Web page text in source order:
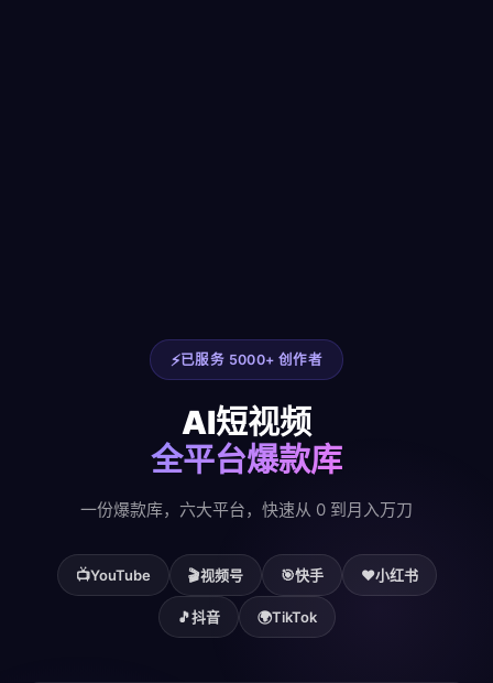
已服务 5000+ 创作者
AI短视频
全平台爆款库
一份爆款库，六大平台，快速从 0 到月入万刀
📺YouTube 🎬视频号 🎯快手 ❤️小红书
🎵抖音 🌍TikTok